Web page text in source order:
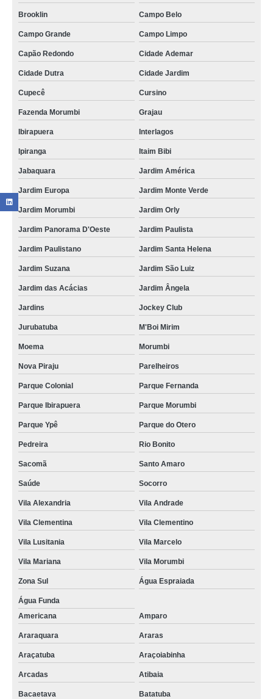
Brooklin Campo Belo
Campo Grande Campo Limpo
Capão Redondo Cidade Ademar
Cidade Dutra Cidade Jardim
Cupecê Cursino
Fazenda Morumbi Grajau
Ibirapuera Interlagos
Ipiranga Itaim Bibi
Jabaquara Jardim América
Jardim Europa Jardim Monte Verde
Jardim Morumbi Jardim Orly
Jardim Panorama D'Oeste Jardim Paulista
Jardim Paulistano Jardim Santa Helena
Jardim Suzana Jardim São Luiz
Jardim das Acácias Jardim Ângela
Jardins Jockey Club
Jurubatuba M'Boi Mirim
Moema Morumbi
Nova Piraju Parelheiros
Parque Colonial Parque Fernanda
Parque Ibirapuera Parque Morumbi
Parque Ypê Parque do Otero
Pedreira Rio Bonito
Sacomã Santo Amaro
Saúde Socorro
Vila Alexandria Vila Andrade
Vila Clementina Vila Clementino
Vila Lusitania Vila Marcelo
Vila Mariana Vila Morumbi
Zona Sul Água Espraiada
Água Funda
Americana
Amparo
Araraquara Araras
Araçatuba Araçoiabinha
Arcadas Atibaia
Bacaetava Batatuba